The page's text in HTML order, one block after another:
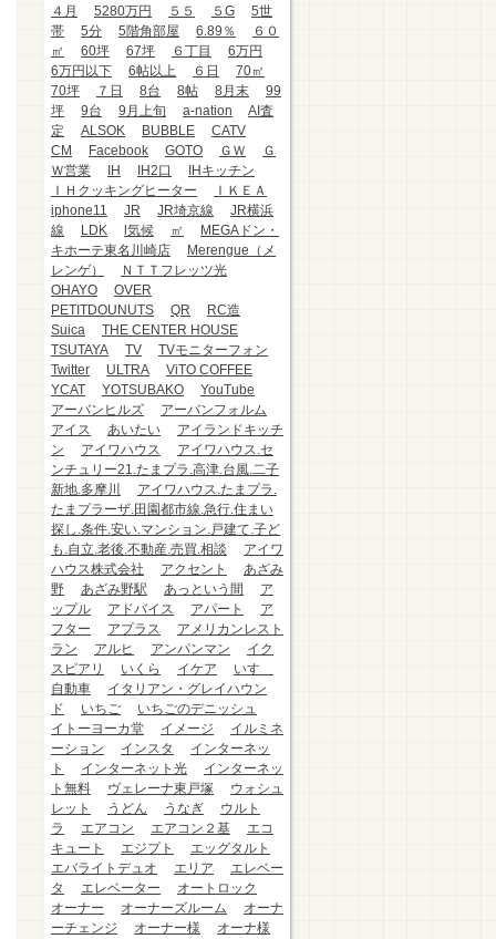
４月
5280万円 ５５ ５G
5世
帯
5分 5階角部屋 6.89％
６０
㎡
60坪 67坪 ６丁目
6万円
6万円以下
6帖以上 ６日
70㎡
70坪
７日 8台 8帖 8月末
99
坪
9台 9月上旬 a-nation
AI査
定
ALSOK BUBBLE
CATV
CM
Facebook GOTO ＧＷ
Ｇ
Ｗ営業
IH IH2口
IHキッチン
ＩＨクッキングヒーター
ＩＫＥＡ
iphone11
JR JR埼京線
JR横浜
線
LDK l気候 ㎡
MEGAドン・
キホーテ東名川崎店
Merengue（メ
レンゲ）
ＮＴＴフレッツ光
OHAYO
OVER
PETITDOUNUTS
QR
RC造
Suica
THE CENTER HOUSE
TSUTAYA
TV
TVモニターフォン
Twitter
ULTRA
ViTO COFFEE
YCAT
YOTSUBAKO
YouTube
アーバンヒルズ
アーバンフォルム
アイス
あいたい
アイランドキッチ
ン
アイワハウス
アイワハウス.セ
ンチュリー21.たまプラ.高津.台風.二子
新地.多摩川
アイワハウス.たまプラ.
たまプラーザ.田園都市線.急行.住まい
探し.条件.安い.マンション.戸建て.子ど
も.自立.老後.不動産.売買.相談
アイワ
ハウス株式会社
アクセント
あざみ
野
あざみ野駅 あっという間
ア
ップル
アドバイス アパート
ア
フター
アプラス
アメリカンレスト
ラン
アルヒ アンパンマン
イク
スピアリ
いくら イケア
いすゞ
自動車
イタリアン・グレイハウン
ド
いちご
いちごのデニッシュ
イトーヨーカ堂
イメージ
イルミネ
ーション
インスタ
インターネッ
ト
インターネット光
インターネッ
ト無料
ヴェレーナ東戸塚
ウォシュ
レット
うどん うなぎ
ウルト
ラ
エアコン エアコン２基
エコ
キュート
エジプト
エッグタルト
エバライトデュオ
エリア
エレベー
タ
エレベーター
オートロック
オーナー
オーナーズルーム
オーナ
ーチェンジ
オーナー様
オーナ様